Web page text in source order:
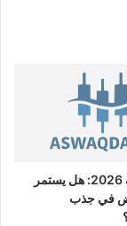
تحليل الفضة 2026: هل يستمر
في جذب